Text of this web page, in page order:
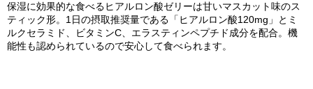
保湿に効果的な食べるヒアルロン酸ゼリーは甘いマスカット味のス
ティック形。1日の摂取推奨量である「ヒアルロン酸120mg」とミ
ルクセラミド、ビタミンC、エラスティンペプチド成分を配合。機
能性も認められているので安心して食べられます。